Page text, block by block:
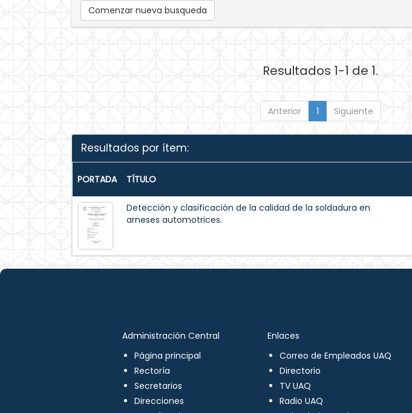
Comenzar nueva busqueda
Resultados 1-1 de 1.
Anterior 1 Siguiente
Resultados por ítem:
PORTADA TÍTULO
Detección y clasificación de la calidad de la soldadura en
arneses automotrices.
Administración Central
Página principal
Rectoría
Secretarios
Direcciones
Enlaces
Correo de Empleados UAQ
Directorio
TV UAQ
Radio UAQ